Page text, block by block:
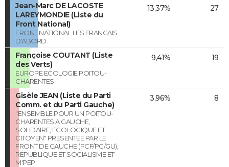
Jean-Marc DE LACOSTE
LAREYMONDIE (Liste du
Front National)
FRONT NATIONAL LES FRANCAIS
D'ABORD
13,37% 27
Françoise COUTANT (Liste
des Verts)
EUROPE ECOLOGIE POITOU-
CHARENTES
9,41% 19
Gisèle JEAN (Liste du Parti
Comm. et du Parti Gauche)
"ENSEMBLE POUR UN POITOU-
CHARENTES A GAUCHE,
SOLIDAIRE, ECOLOGIQUE ET
CITOYEN" PRESENTEE PAR LE
FRONT DE GAUCHE (PCF/PG/GU),
REPUBLIQUE ET SOCIALISME ET
M'PEP
3,96% 8